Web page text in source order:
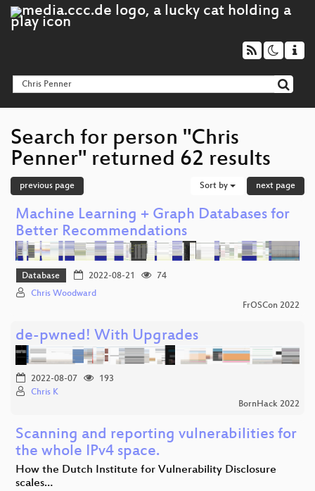
Search for person "Chris
Penner" returned 62 results
previous page Sort by next page
Machine Learning + Graph Databases for
Better Recommendations
Database 2022-08-21
74
Chris Woodward
FrOSCon 2022
de-pwned! With Upgrades
2022-08-07
193
Chris K
BornHack 2022
Scanning and reporting vulnerabilities for
the whole IPv4 space.
How the Dutch Institute for Vulnerability Disclosure
scales…